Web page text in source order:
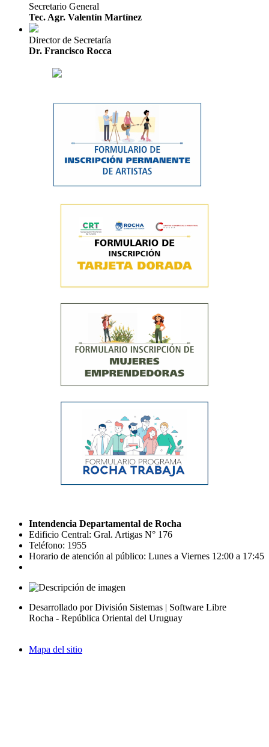
Secretario General
Tec. Agr. Valentín Martínez
Director de Secretaría
Dr. Francisco Rocca
Intendencia Departamental de Rocha
Edificio Central: Gral. Artigas N° 176
Teléfono: 1955
Horario de atención al público: Lunes a Viernes 12:00 a 17:45
Desarrollado por División Sistemas | Software Libre
Rocha - República Oriental del Uruguay
Mapa del sitio